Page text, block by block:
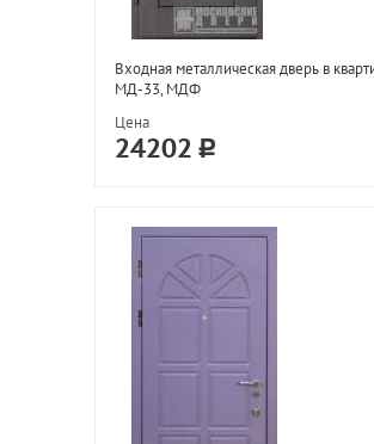
Входная металлическая дверь в
МД-33, МДФ
Цена
24202